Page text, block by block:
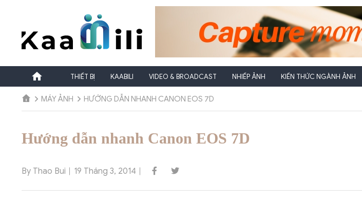
THIẾT BỊ KAABILI VIDEO & BROADCAST NHIẾP ẢNH KIẾN THỨC NGÀNH ẢNH
MÁY ẢNH HƯỚNG DẪN NHANH CANON EOS 7D
Hướng dẫn nhanh Canon EOS 7D
By Thao Bui 19 Tháng 3, 2014